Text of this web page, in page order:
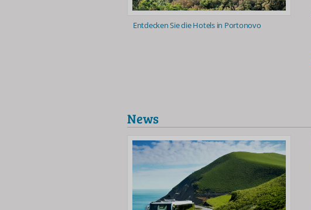
Entdecken Sie die Hotels in Portonovo
News